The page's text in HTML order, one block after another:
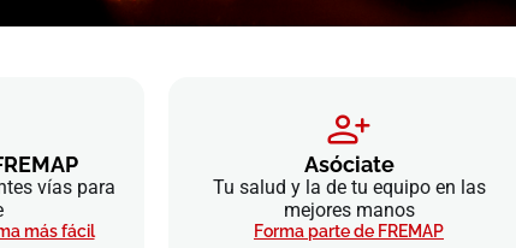
vías para
más fácil
Asóciate
Tu salud y la de tu equipo en las
mejores manos
Forma parte de FREMAP